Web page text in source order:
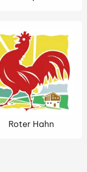
Roter Hahn